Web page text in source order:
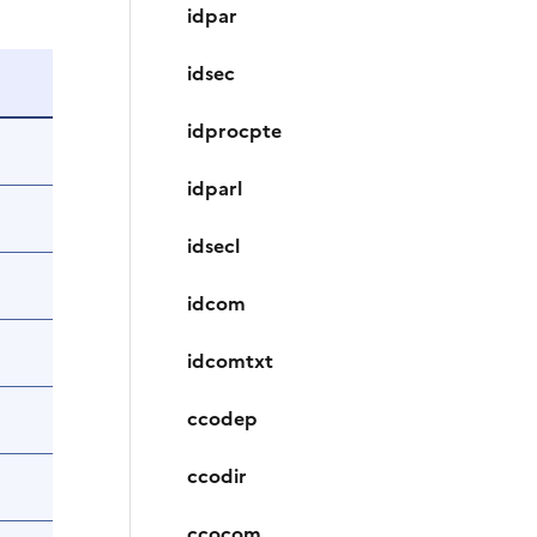
idpar
idsec
idprocpte
idparl
idsecl
idcom
idcomtxt
ccodep
ccodir